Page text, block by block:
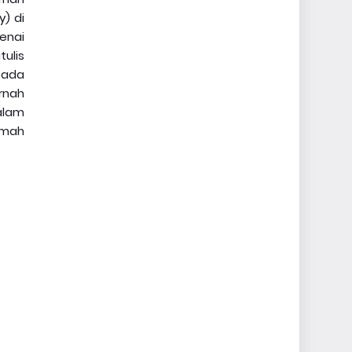
di